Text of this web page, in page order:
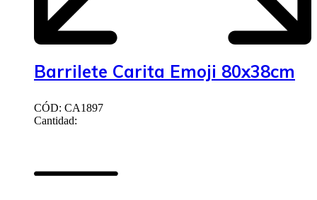
Barrilete Carita Emoji 80x38cm
CÓD: CA1897
Cantidad: